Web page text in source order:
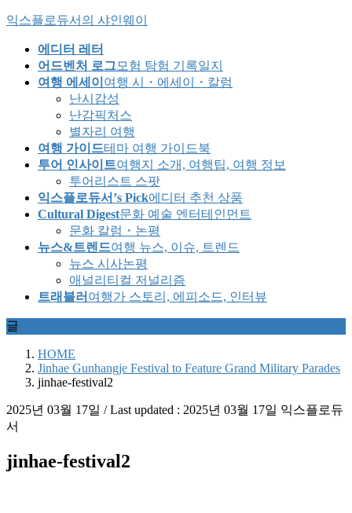
Skip
content
Skip
Navigation
익스플로듀서의 샤인웨이
에디터 레터
어드벤처 로그모험 탐험 기록일지
여행 에세이 여행 시・에세이・칼럼
난시감성
난감픽처스
별자리 여행
여행 가이드테마 여행 가이드북
투어 인사이트여행지 소개, 여행팁, 여행 정보
투어리스트 스팟
익스플로듀서’s Pick에디터 추천 상품
Cultural Digest문화 예술 엔터테인먼트
문화 칼럼・논평
뉴스&트렌드여행 뉴스, 이슈, 트렌드
뉴스 시사논평
애널리티컬 저널리즘
트래블러 여행가 스토리, 에피소드, 인터뷰
글
HOME
Jinhae Gunhangje Festival to Feature Grand Military Parades
jinhae-festival2
2025년 03월 17일 / Last updated : 2025년 03월 17일 익스플로듀
서
jinhae-festival2